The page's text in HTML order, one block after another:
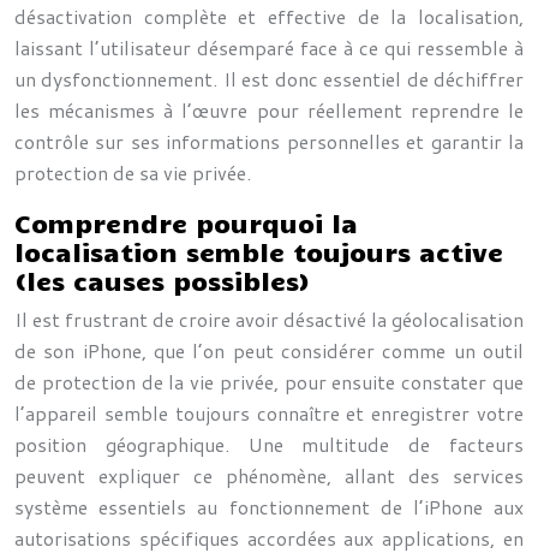
désactivation complète et effective de la localisation,
laissant l’utilisateur désemparé face à ce qui ressemble à
un dysfonctionnement. Il est donc essentiel de déchiffrer
les mécanismes à l’œuvre pour réellement reprendre le
contrôle sur ses informations personnelles et garantir la
protection de sa vie privée.
Comprendre pourquoi la
localisation semble toujours active
(les causes possibles)
Il est frustrant de croire avoir désactivé la géolocalisation
de son iPhone, que l’on peut considérer comme un outil
de protection de la vie privée, pour ensuite constater que
l’appareil semble toujours connaître et enregistrer votre
position géographique. Une multitude de facteurs
peuvent expliquer ce phénomène, allant des services
système essentiels au fonctionnement de l’iPhone aux
autorisations spécifiques accordées aux applications, en